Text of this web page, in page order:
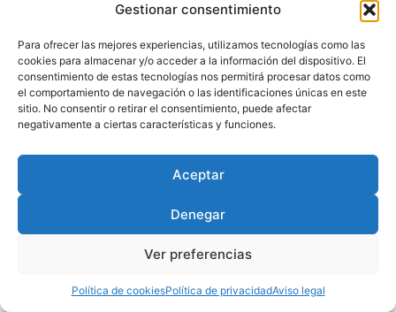
Gestionar consentimiento
Para ofrecer las mejores experiencias, utilizamos tecnologías como las
cookies para almacenar y/o acceder a la información del dispositivo. El
consentimiento de estas tecnologías nos permitirá procesar datos como
el comportamiento de navegación o las identificaciones únicas en este
sitio. No consentir o retirar el consentimiento, puede afectar
negativamente a ciertas características y funciones.
Aceptar
Denegar
Ver preferencias
Política de cookiesPolítica de privacidadAviso legal
Artículo publicado en enúmero doble de julio/agosto de
2007 (nº 557-558) en el dossier Mizoguchi-Ozu-Naruse.
Trop souvent l’on confond la monotonie et l’ennui. On
voudrait que la monotonie soit le fruit de l’incurie, de la
maladresse, de l’usure, de rhétoriques stylistiques
d’autant plus éprouvantes qu’elles sont dédaigneuses.
Bien des exemples il est vrai le confirment […]
Política
Política de Cookies